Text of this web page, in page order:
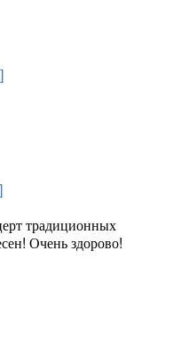
традиционных
Очень здорово!